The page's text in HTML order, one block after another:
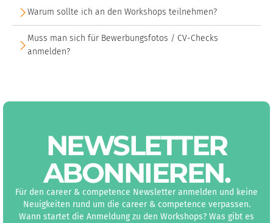
Warum sollte ich an den Workshops teilnehmen?
Muss man sich für Bewerbungsfotos / CV-Checks
anmelden?
NEWS­LETTER
ABON­NIEREN.
Für den career & competence Newsletter anmelden und keine
Neuigkeiten rund um die career & competence verpassen.
Wann startet die Anmeldung zu den Workshops? Was gibt es